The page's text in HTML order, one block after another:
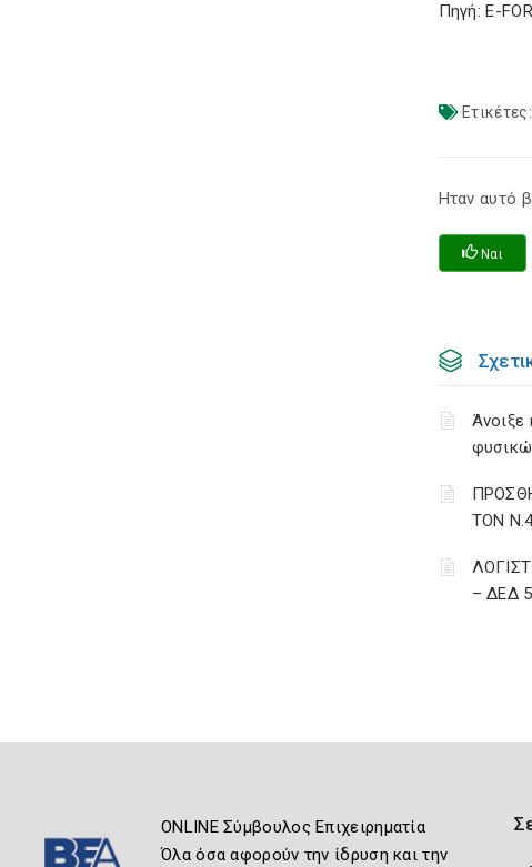
Πηγή: E-
Ετικέτες:
Ηταν αυτό
Ναι
Άνοιξε
ΤΟΝ
– ΔΕΔ
ONLINE Σύμβουλος Επιχειρηματία
Όλα όσα αφορούν την ίδρυση και την